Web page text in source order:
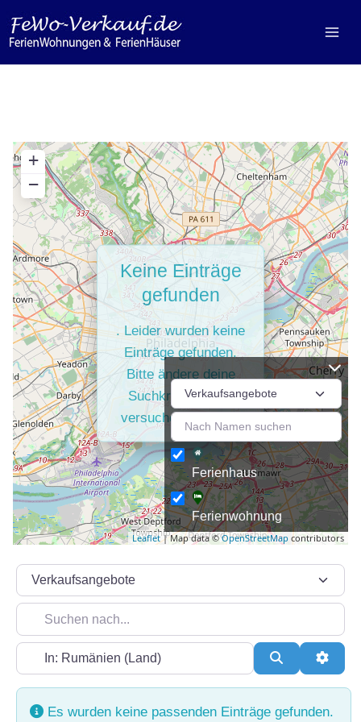
Inhalt
springen
+
−
Leaflet| Map data ©OpenStreetMap contributors
Keine Einträge
gefunden
. Leider wurden keine
Einträge gefunden.
Bitte ändere deine
Suchkriterien und
versuche es erneut.
Ferienhaus
Ferienwohnung
Suchtyp auswählen
Suchen nach...
In der Nähe... Suchen
Es wurden keine passenden Einträge gefunden.